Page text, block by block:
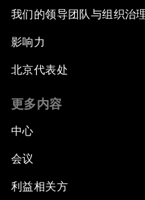
我们的领导团队与组织治
影响力
北京代表处
更多内容
中心
会议
利益相关方